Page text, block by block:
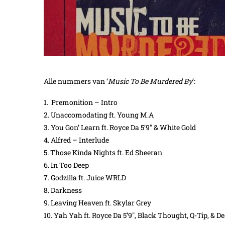
Alle nummers van ‘Music To Be Murdered By‘:
1. Premonition – Intro
2. Unaccomodating ft. Young M.A
3. You Gon’ Learn ft. Royce Da 5’9″ & White Gold
4. Alfred – Interlude
5. Those Kinda Nights ft. Ed Sheeran
6. In Too Deep
7. Godzilla ft. Juice WRLD
8. Darkness
9. Leaving Heaven ft. Skylar Grey
10. Yah Yah ft. Royce Da 5’9″, Black Thought, Q-Tip, &